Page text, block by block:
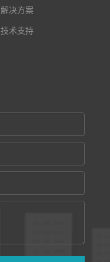
解决方案
技术支持